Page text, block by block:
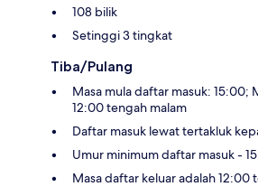
108 bilik
Setinggi 3 tingkat
Tiba/Pulang
Masa mula daftar masuk: 15:00;
12:00 tengah malam
Daftar masuk lewat tertakluk
Umur minimum daftar masuk -
Masa daftar keluar adalah 12:00